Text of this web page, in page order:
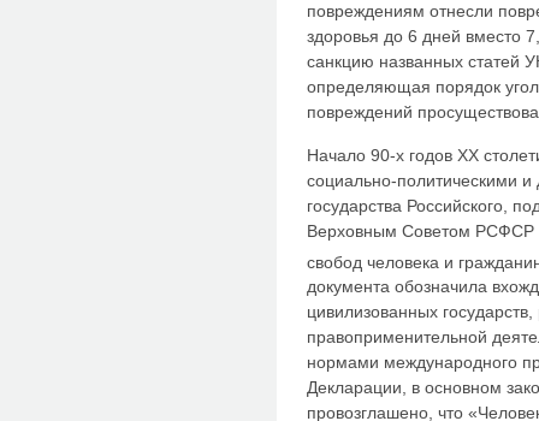
повреждениям отнесли
здоровья до 6 дней вместо
санкцию названных статей
определяющая порядок
повреждений
Начало 90-х годов ХХ
социально-политическими
государства Российского,
Верховным Советом РСФСР
свобод человека и
документа обозначила
цивилизованных
правоприменительной
нормами международного
Декларации, в основном
провозглашено, что